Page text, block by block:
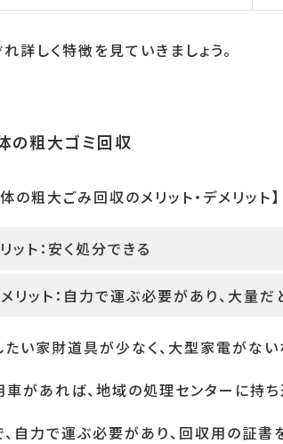
詳しく特徴を見ていきましょう。
の粗大ゴミ回収
の粗大ごみ回収のメリット・デメリット】
ット：安く処分できる
リット：自力で運ぶ必要があり、大量だ
い家財道具が少なく、大型家電がな
車があれば、地域の処理センターに持ち
、自力で運ぶ必要があり、回収用の証